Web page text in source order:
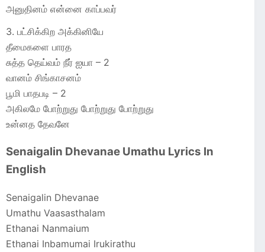
அனுதினம் என்னை காப்பவர்
3. பட்சிக்கிற அக்கினியே
தீமைகளை பாரத
சுத்த தெய்வம் நீர் ஐயா – 2
வானம் சிங்காசனம்
பூமி பாதபடி – 2
அகிலமே போற்றுது போற்றுது போற்றுது
உன்னத தேவனே
Senaigalin Dhevanae Umathu Lyrics In
English
Senaigalin Dhevanae
Umathu Vaasasthalam
Ethanai Nanmaium
Ethanai Inbamumai Irukirathu